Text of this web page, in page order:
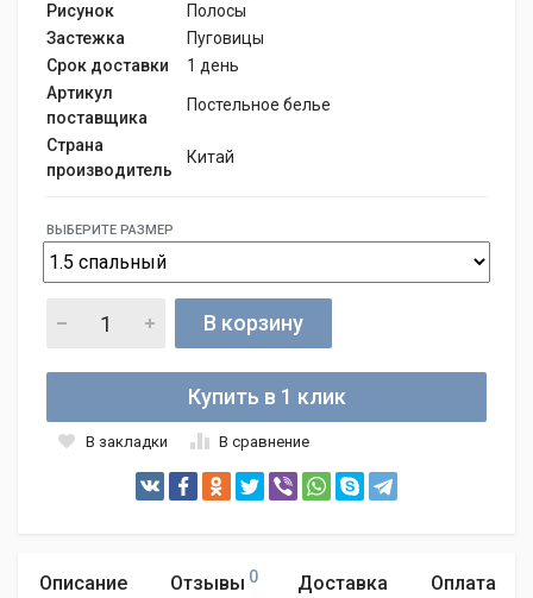
Рисунок
Полосы
Застежка
Пуговицы
Срок доставки
1 день
Артикул
поставщика
Постельное белье
Страна
производитель
Китай
ВЫБЕРИТЕ РАЗМЕР
В корзину
Купить в 1 клик
В закладки В сравнение
Описание Отзывы 0 Доставка Оплата